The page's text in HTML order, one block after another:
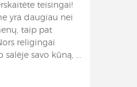
teisingai!
yra daugiau nei
taip pat
religingai
savo kūną, ...